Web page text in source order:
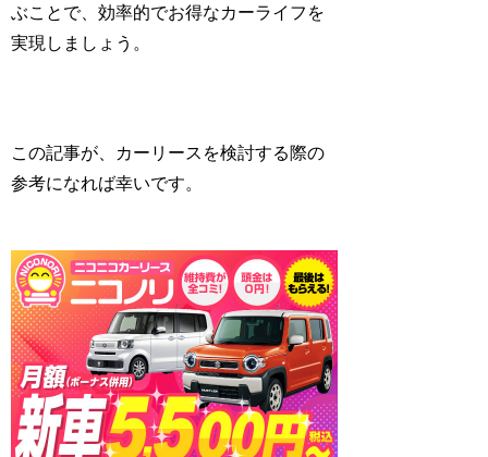
ぶことで、効率的でお得なカーライフを
実現しましょう。
この記事が、カーリースを検討する際の
参考になれば幸いです。